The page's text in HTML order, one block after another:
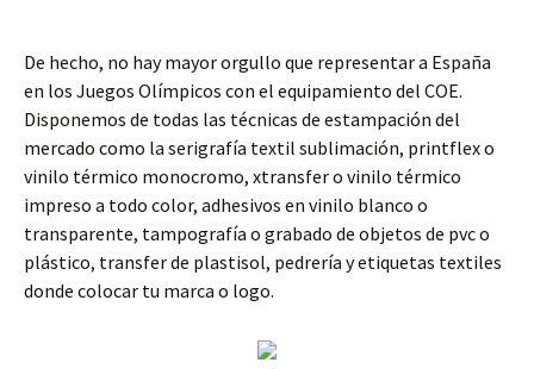
De hecho, no hay mayor orgullo que representar a España
en los Juegos Olímpicos con el equipamiento del COE.
Disponemos de todas las técnicas de estampación del
mercado como la serigrafía textil sublimación, printflex o
vinilo térmico monocromo, xtransfer o vinilo térmico
impreso a todo color, adhesivos en vinilo blanco o
transparente, tampografía o grabado de objetos de pvc o
plástico, transfer de plastisol, pedrería y etiquetas textiles
donde colocar tu marca o logo.